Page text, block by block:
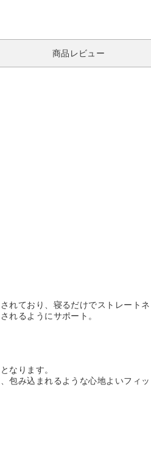
商品レビュー
ており、寝るだけでストレート
れるようにサポート。
なります。
み込まれるような心地よいフィ